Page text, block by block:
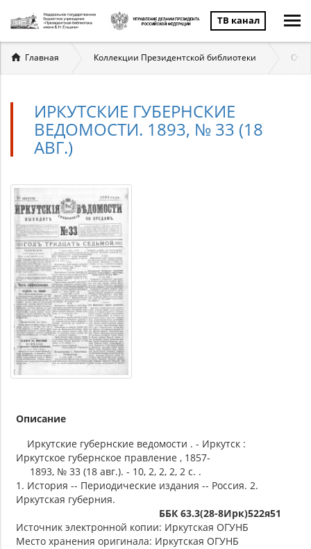
ТВ канал
Вы
здесь
Главная Коллекции Президентской библиотеки
ИРКУТСКИЕ ГУБЕРНСКИЕ
ВЕДОМОСТИ. 1893, № 33 (18
АВГ.)
Описание
Иркутские губернские ведомости . - Иркутск :
Иркутское губернское правление , 1857-
1893, № 33 (18 авг.). - 10, 2, 2, 2, 2 с. .
1. История -- Периодические издания -- Россия. 2.
Иркутская губерния.
ББК 63.3(28-8Ирк)522я51
Источник электронной копии: Иркутская ОГУНБ
Место хранения оригинала: Иркутская ОГУНБ